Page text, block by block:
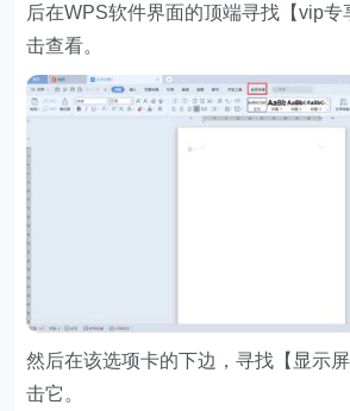
后在WPS软件界面的顶端寻找【vip专
击查看。
然后在该选项卡的下边，寻找【显示
击它。